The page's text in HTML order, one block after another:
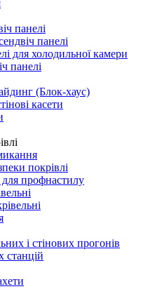
панелі
панелі
для холодильної камери
панелі
(Блок-хаус)
касети
покрівлі
профнастилу
і стінових прогонів
станцій